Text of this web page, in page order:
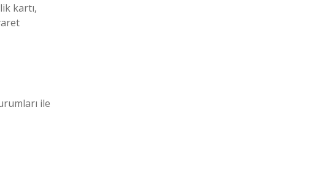
kartı,
ile